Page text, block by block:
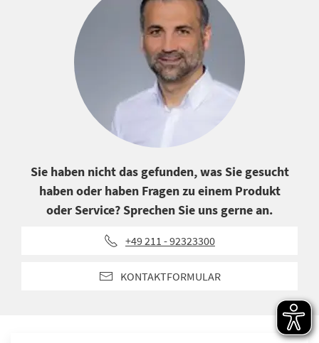
Sie haben nicht das gefunden, was Sie gesucht
haben oder haben Fragen zu einem Produkt
oder Service? Sprechen Sie uns gerne an.
+49 211 - 92323300
KONTAKTFORMULAR